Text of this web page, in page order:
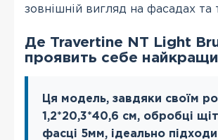
зовнішній вигляд на фасадах та
Де Travertine NT Light
проявить себе
Ця модель, завдяки своїм
1,2*20,3*40,6 см, обробці
фасці 5мм, ідеально